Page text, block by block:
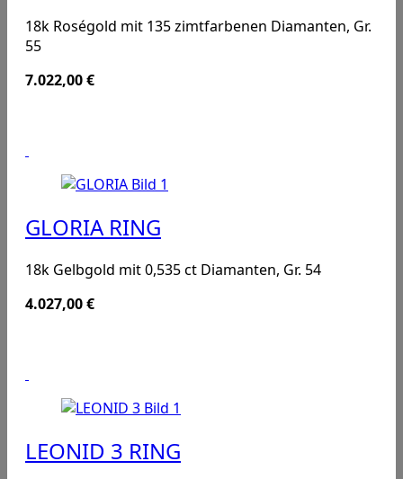
18k Roségold mit 135 zimtfarbenen Diamanten, Gr.
55
7.022,00€
GLORIA RING
18k Gelbgold mit 0,535 ct Diamanten, Gr. 54
4.027,00€
LEONID 3 RING